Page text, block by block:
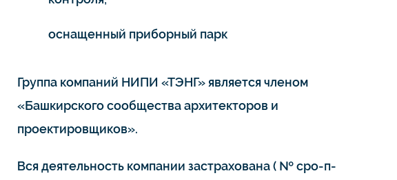
оснащенный приборный парк
Группа компаний НИПИ «ТЭНГ» является членом
«Башкирского сообщества архитекторов и
проектировщиков».
Вся деятельность компании застрахована ( № сро-п-